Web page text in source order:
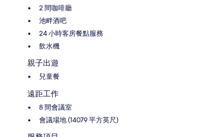
2 間咖啡廳
池畔酒吧
24 小時客房餐點服務
飲水機
親子出遊
兒童餐
遠距工作
8 間會議室
會議場地 (14079 平方英尺)